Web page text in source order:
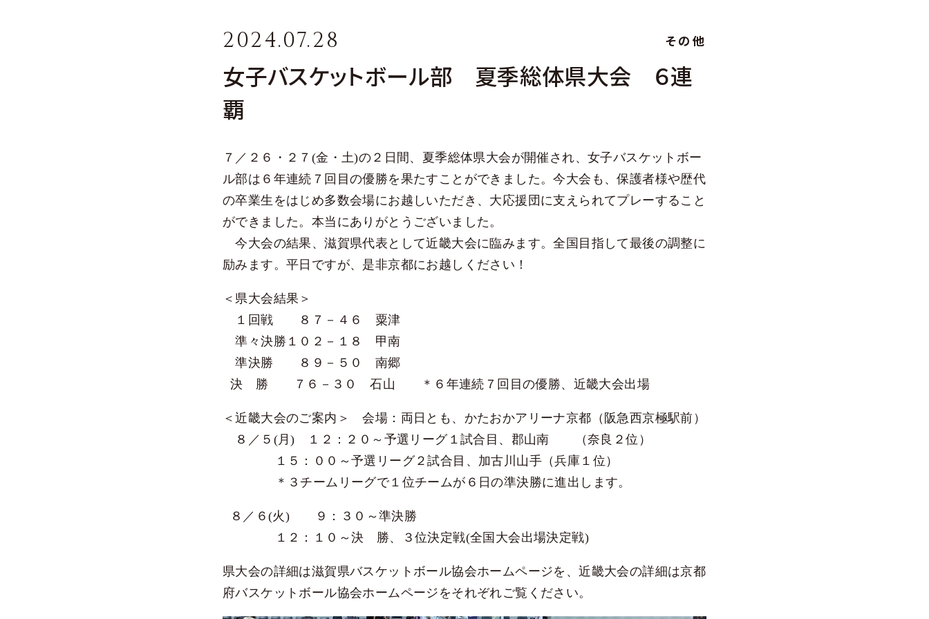
いのちを大切にする教育
ICT教育
探究学習
学力向上のしくみ
年間スケジュール
生徒会活動
クラブ活動
進路指導
キャリア教育と進路実績
入試情報
募集要項
説明会行事
よくあるご質問 入試Q&A
過去の入試結果
過去の入試問題
Web出願
在校生（各種届け出）
インフルエンザ・コロナ等欠席報告書
2024.07.28 その他
女子バスケットボール部 夏季総体県大会 ６連
覇
７／２６・２７(金・土)の２日間、夏季総体県大会が開催され、女子バスケットボー
ル部は６年連続７回目の優勝を果たすことができました。今大会も、保護者様や歴代
の卒業生をはじめ多数会場にお越しいただき、大応援団に支えられてプレーすること
ができました。本当にありがとうございました。
今大会の結果、滋賀県代表として近畿大会に臨みます。全国目指して最後の調整に
励みます。平日ですが、是非京都にお越しください！
＜県大会結果＞
１回戦 ８７－４６ 粟津
準々決勝１０２－１８ 甲南
準決勝 ８９－５０ 南郷
決 勝 ７６－３０ 石山 ＊６年連続７回目の優勝、近畿大会出場
＜近畿大会のご案内＞ 会場：両日とも、かたおかアリーナ京都（阪急西京極駅前）
８／５(月) １２：２０～予選リーグ１試合目、郡山南 （奈良２位）
１５：００～予選リーグ２試合目、加古川山手（兵庫１位）
＊３チームリーグで１位チームが６日の準決勝に進出します。
８／６(火) ９：３０～準決勝
１２：１０～決 勝、３位決定戦(全国大会出場決定戦)
県大会の詳細は滋賀県バスケットボール協会ホームページを、近畿大会の詳細は京都
府バスケットボール協会ホームページをそれぞれご覧ください。